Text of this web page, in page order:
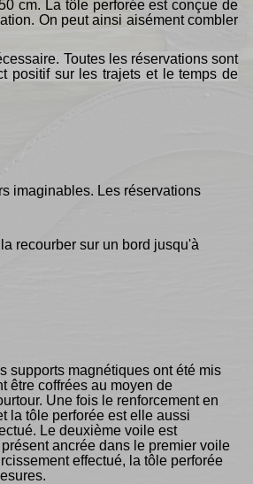
cm. La tôle perforée est conçue de
On peut ainsi aisément combler
Toutes les réservations sont
positif sur les trajets et le temps de
imaginables. Les réservations
recourber sur un bord jusqu'à
supports magnétiques ont été mis
être coffrées au moyen de
Une fois le renforcement en
la tôle perforée est elle aussi
Le deuxième voile est
ancrée dans le premier voile
effectué, la tôle perforée